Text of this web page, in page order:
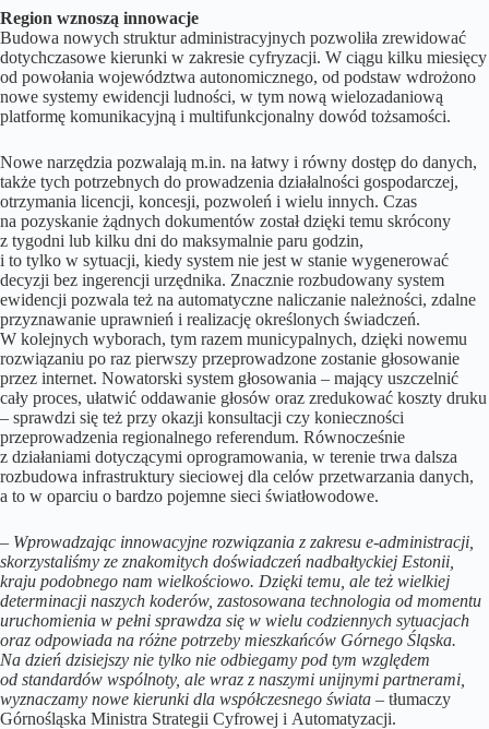
Region wznoszą innowacje
Budowa nowych struktur administracyjnych pozwoliła zrewidować
dotychczasowe kierunki w zakresie cyfryzacji. W ciągu kilku miesięcy
od powołania województwa autonomicznego, od podstaw wdrożono
nowe systemy ewidencji ludności, w tym nową wielozadaniową
platformę komunikacyjną i multifunkcjonalny dowód tożsamości.
Nowe narzędzia pozwalają m.in. na łatwy i równy dostęp do danych,
także tych potrzebnych do prowadzenia działalności gospodarczej,
otrzymania licencji, koncesji, pozwoleń i wielu innych. Czas
na pozyskanie żądnych dokumentów został dzięki temu skrócony
z tygodni lub kilku dni do maksymalnie paru godzin,
i to tylko w sytuacji, kiedy system nie jest w stanie wygenerować
decyzji bez ingerencji urzędnika. Znacznie rozbudowany system
ewidencji pozwala też na automatyczne naliczanie należności, zdalne
przyznawanie uprawnień i realizację określonych świadczeń.
W kolejnych wyborach, tym razem municypalnych, dzięki nowemu
rozwiązaniu po raz pierwszy przeprowadzone zostanie głosowanie
przez internet. Nowatorski system głosowania – mający uszczelnić
cały proces, ułatwić oddawanie głosów oraz zredukować koszty druku
– sprawdzi się też przy okazji konsultacji czy konieczności
przeprowadzenia regionalnego referendum. Równocześnie
z działaniami dotyczącymi oprogramowania, w terenie trwa dalsza
rozbudowa infrastruktury sieciowej dla celów przetwarzania danych,
a to w oparciu o bardzo pojemne sieci światłowodowe.
– Wprowadzając innowacyjne rozwiązania z zakresu e-administracji,
skorzystaliśmy ze znakomitych doświadczeń nadbałtyckiej Estonii,
kraju podobnego nam wielkościowo. Dzięki temu, ale też wielkiej
determinacji naszych koderów, zastosowana technologia od momentu
uruchomienia w pełni sprawdza się w wielu codziennych sytuacjach
oraz odpowiada na różne potrzeby mieszkańców Górnego Śląska.
Na dzień dzisiejszy nie tylko nie odbiegamy pod tym względem
od standardów wspólnoty, ale wraz z naszymi unijnymi partnerami,
wyznaczamy nowe kierunki dla współczesnego świata – tłumaczy
Górnośląska Ministra Strategii Cyfrowej i Automatyzacji.